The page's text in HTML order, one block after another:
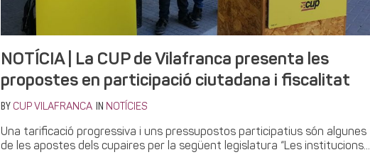
NOTÍCIA | La CUP de Vilafranca presenta les
propostes en participació ciutadana i fiscalitat
BY CUP VILAFRANCA IN NOTÍCIES
Una tarificació progressiva i uns pressupostos participatius són algunes
de les apostes dels cupaires per la següent legislatura “Les institucions...